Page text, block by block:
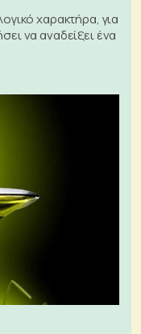
χαρακτήρα, για
να αναδείξει ένα